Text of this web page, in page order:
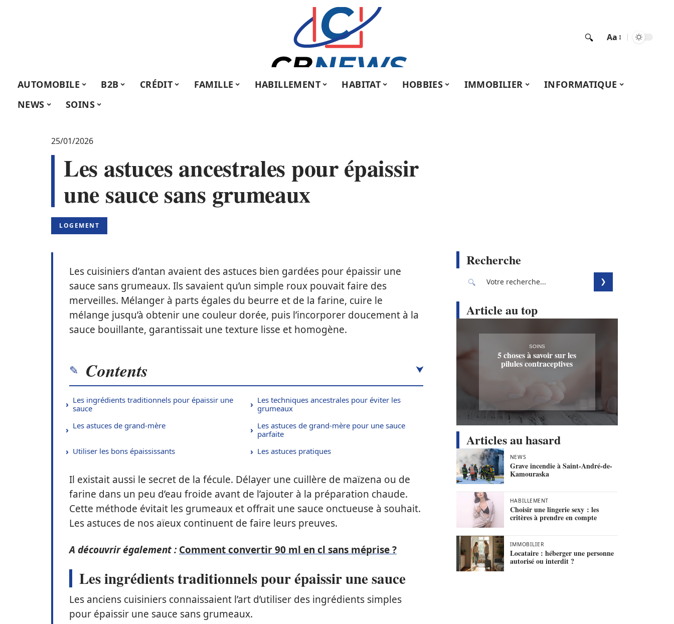
Aa
AUTOMOBILE B2B CRÉDIT FAMILLE HABILLEMENT HABITAT HOBBIES IMMOBILIER
INFORMATIQUE
NEWS
SOINS
25/01/2026
Les astuces ancestrales pour épaissir
une sauce sans grumeaux
LOGEMENT
Les cuisiniers d’antan avaient des astuces bien gardées pour épaissir une
sauce sans grumeaux. Ils savaient qu’un simple roux pouvait faire des
merveilles. Mélanger à parts égales du beurre et de la farine, cuire le
mélange jusqu’à obtenir une couleur dorée, puis l’incorporer doucement à la
sauce bouillante, garantissait une texture lisse et homogène.
Contents
Les ingrédients traditionnels pour épaissir une
sauce
Les techniques ancestrales pour éviter les
grumeaux
Les astuces de grand-mère
Les astuces de grand-mère pour une sauce
parfaite
Utiliser les bons épaississants
Les astuces pratiques
Il existait aussi le secret de la fécule. Délayer une cuillère de maïzena ou de
farine dans un peu d’eau froide avant de l’ajouter à la préparation chaude.
Cette méthode évitait les grumeaux et offrait une sauce onctueuse à souhait.
Les astuces de nos aïeux continuent de faire leurs preuves.
A découvrir également : Comment convertir 90 ml en cl sans méprise ?
Les ingrédients traditionnels pour épaissir une sauce
Les anciens cuisiniers connaissaient l’art d’utiliser des ingrédients simples
pour épaissir une sauce sans grumeaux.
Recherche
Article au top
SOINS
5 choses à savoir sur les
pilules contraceptives
Articles au hasard
NEWS
Grave incendie à Saint-André-de-
Kamouraska
HABILLEMENT
Choisir une lingerie sexy : les
critères à prendre en compte
IMMOBILIER
Locataire : héberger une personne
autorisé ou interdit ?